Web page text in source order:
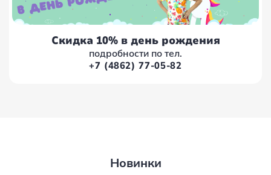
Скидка 10% в день рождения
подробности по тел.
+7 (4862) 77-05-82
Новинки